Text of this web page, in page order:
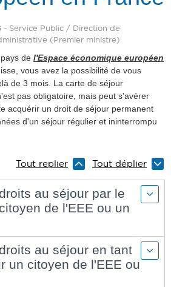
- Service Public / Direction de
(Premier ministre)
de l'Espace économique européen
vous avez la possibilité de vous
de 3 mois. La carte de séjour
pas obligatoire, mais peut s'avérer
acquérir un droit de séjour permanent
d'un séjour régulier et ininterrompu
Tout replier Tout déplier
au séjour par le
de l'EEE ou un
au séjour en tant
un citoyen de l'EEE ou